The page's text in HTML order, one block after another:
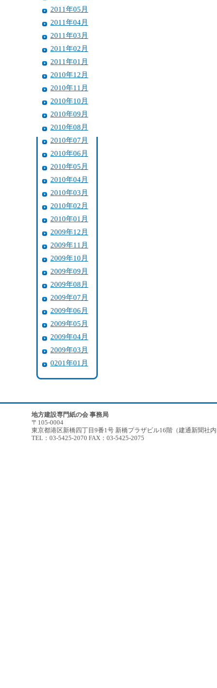
2011年05月
2011年04月
2011年03月
2011年02月
2011年01月
2010年12月
2010年11月
2010年10月
2010年09月
2010年08月
2010年07月
2010年06月
2010年05月
2010年04月
2010年03月
2010年02月
2010年01月
2009年12月
2009年11月
2009年10月
2009年09月
2009年08月
2009年07月
2009年06月
2009年05月
2009年04月
2009年03月
0201年01月
地方建設専門紙の会 事務局
〒105-0004
東京都港区新橋四丁目9番1号 新橋プラザビル16階（建通新聞社
TEL：03-5425-2070 FAX：03-5425-2075